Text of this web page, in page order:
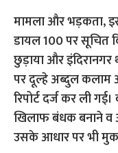
मामला और भड़कता,
डायल 100 पर सूचित
छुड़ाया और इंदिरानगर
पर दूल्हे अब्दुल कलाम
रिपोर्ट दर्ज कर ली
खिलाफ बंधक बनाने व
उसके आधार पर भी